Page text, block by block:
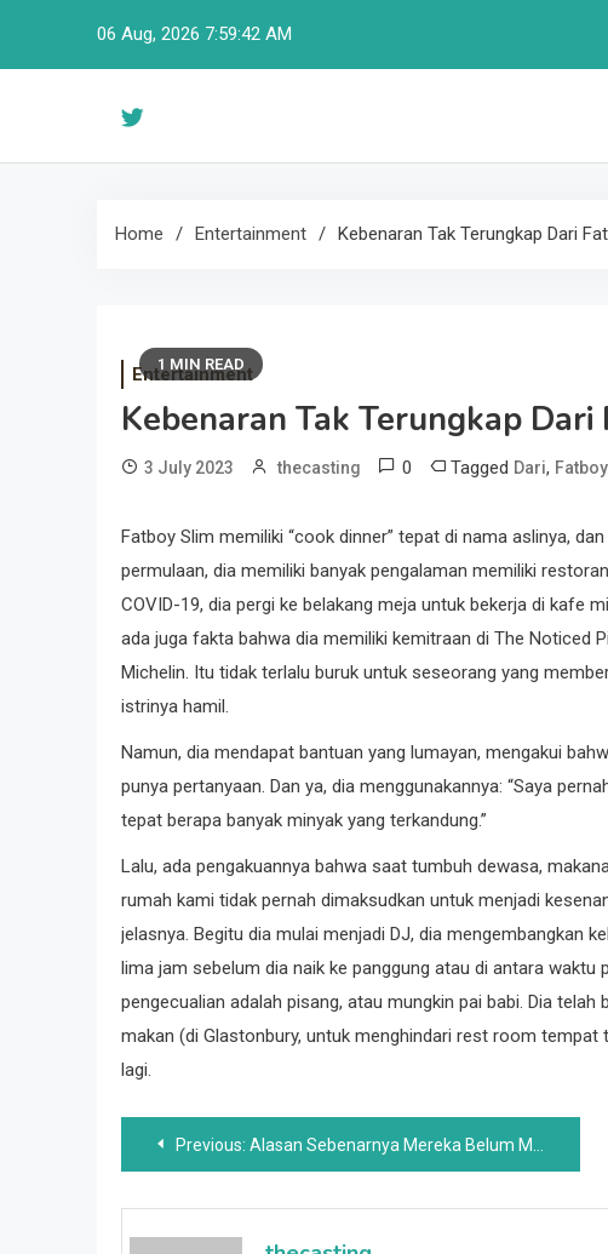
06 Aug, 2026 7:59:43 AM
Home Entertainment Kebenaran Tak Terungkap Dari
1 MIN READ
Entertainment
Kebenaran Tak Terungkap Dari
3 July 2023 thecasting 0 Tagged Dari, Fatboy
Fatboy Slim memiliki “cook dinner” tepat di nama aslinya,
permulaan, dia memiliki banyak pengalaman memiliki
COVID-19, dia pergi ke belakang meja untuk bekerja di kafe
ada juga fakta bahwa dia memiliki kemitraan di The Noticed
Michelin. Itu tidak terlalu buruk untuk seseorang yang
istrinya hamil.
Namun, dia mendapat bantuan yang lumayan, mengakui
punya pertanyaan. Dan ya, dia menggunakannya: “Saya
tepat berapa banyak minyak yang terkandung.”
Lalu, ada pengakuannya bahwa saat tumbuh dewasa,
rumah kami tidak pernah dimaksudkan untuk menjadi
jelasnya. Begitu dia mulai menjadi DJ, dia mengembangkan
lima jam sebelum dia naik ke panggung atau di antara
pengecualian adalah pisang, atau mungkin pai babi. Dia
makan (di Glastonbury, untuk menghindari rest room
lagi.
Post
navigation
Previous: Alasan Sebenarnya Mereka Belum Memulihkan Titanic